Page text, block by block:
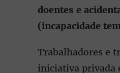
doentes e
(incapacidade
Trabalhadores e
iniciativa privada